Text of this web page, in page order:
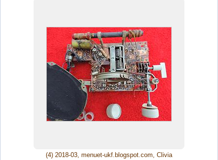
(4) 2018-03, menuet-ukf.blogspot.com, Clivia